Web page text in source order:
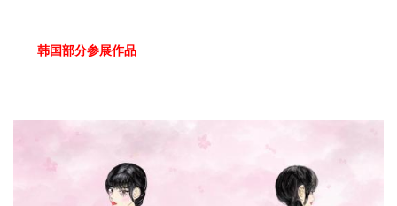
韩国部分参展作品